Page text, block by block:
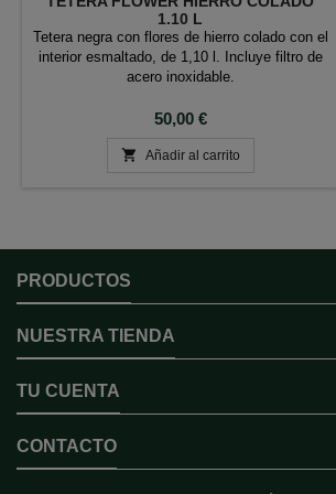
1.10 L
Tetera negra con flores de hierro colado con el
interior esmaltado, de 1,10 l. Incluye filtro de
acero inoxidable.
Precio
50,00 €
 Añadir al carrito
PRODUCTOS
NUESTRA TIENDA
TU CUENTA
CONTACTO